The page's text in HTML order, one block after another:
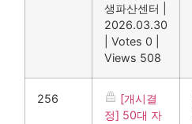
생파산센터
2026.03.30
Votes 0
Views 508
256
[개시결
정] 50대 자